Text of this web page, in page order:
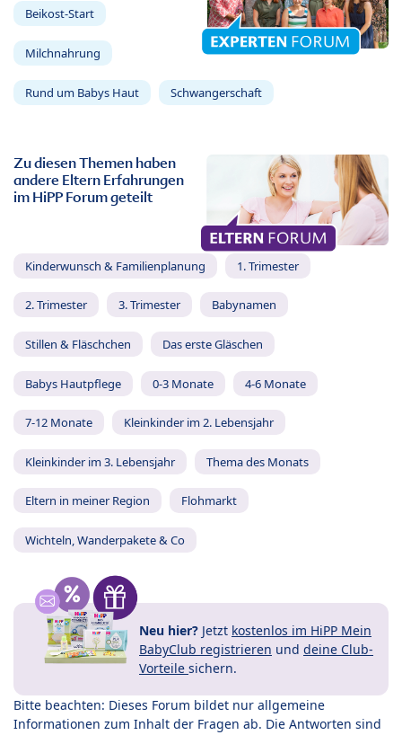
Beikost-Start
Milchnahrung
Rund um Babys Haut Schwangerschaft
Zu diesen Themen haben
andere Eltern Erfahrungen
im HiPP Forum geteilt
Kinderwunsch & Familienplanung 1. Trimester
2. Trimester 3. Trimester Babynamen
Stillen & Fläschchen Das erste Gläschen
Babys Hautpflege 0-3 Monate 4-6 Monate
7-12 Monate Kleinkinder im 2. Lebensjahr
Kleinkinder im 3. Lebensjahr Thema des Monats
Eltern in meiner Region Flohmarkt
Wichteln, Wanderpakete & Co
Neu hier? Jetzt kostenlos im HiPP Mein
BabyClub registrieren und deine Club-
Vorteile sichern.
Bitte beachten: Dieses Forum bildet nur allgemeine
Informationen zum Inhalt der Fragen ab. Die Antworten sind